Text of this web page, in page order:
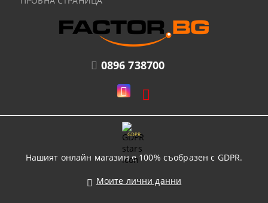
0896 738700
GDPR
Нашият онлайн магазин е 100% съобразен с GDPR.
Моите лични данни